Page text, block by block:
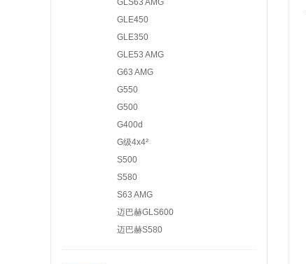
GLS63 AMG
GLE450
GLE350
GLE53 AMG
G63 AMG
G550
G500
G400d
G级4x4²
S500
S580
S63 AMG
迈巴赫GLS600
迈巴赫S580